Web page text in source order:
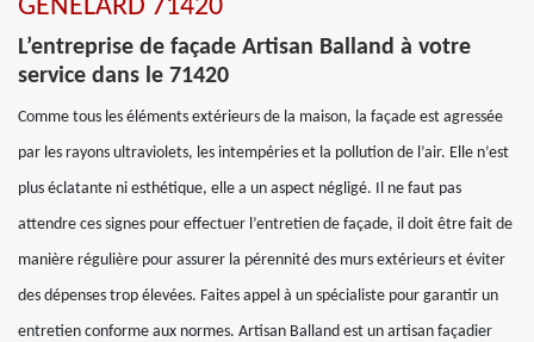
GENELARD 71420
L’entreprise de façade Artisan Balland à votre
service dans le 71420
Comme tous les éléments extérieurs de la maison, la façade est agressée
par les rayons ultraviolets, les intempéries et la pollution de l’air. Elle n’est
plus éclatante ni esthétique, elle a un aspect négligé. Il ne faut pas
attendre ces signes pour effectuer l’entretien de façade, il doit être fait de
manière régulière pour assurer la pérennité des murs extérieurs et éviter
des dépenses trop élevées. Faites appel à un spécialiste pour garantir un
entretien conforme aux normes. Artisan Balland est un artisan façadier